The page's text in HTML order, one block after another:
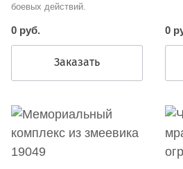
боевых действий.
0 руб.
Заказать
0